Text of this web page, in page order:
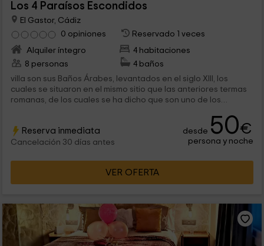
Los 4 Paraísos Escondidos
El Gastor, Cádiz
0 opiniones
Reservado 1 veces
Alquiler íntegro
4 habitaciones
8 personas
4 baños
villa son sus Baños Árabes, levantados en el siglo XIII, los
cuales se situaron en el mismo sitio que las anteriores termas
romanas, de los cuales se ha dicho que son uno de los
Reserva inmediata
Cancelación 30 días antes
desde 50€
persona y noche
VER OFERTA